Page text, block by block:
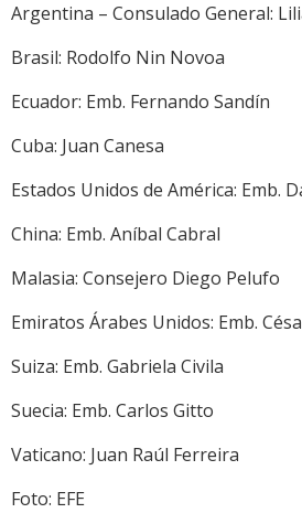
Argentina – Consulado General:
Brasil: Rodolfo Nin Novoa
Ecuador: Emb. Fernando Sandín
Cuba: Juan Canesa
Estados Unidos de América: Emb.
China: Emb. Aníbal Cabral
Malasia: Consejero Diego Pelufo
Emiratos Árabes Unidos: Emb.
Suiza: Emb. Gabriela Civila
Suecia: Emb. Carlos Gitto
Vaticano: Juan Raúl Ferreira
Foto: EFE